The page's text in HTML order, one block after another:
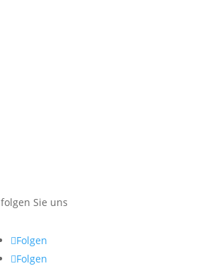
folgen Sie uns
Folgen
Folgen